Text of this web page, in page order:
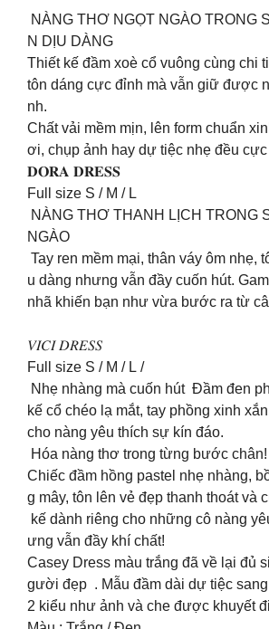
NÀNG THƠ NGỌT NGÀO TRONG
N DỊU DÀNG
Thiết kế đầm xoè cổ vuông cùng chi
tôn dáng cực đỉnh mà vẫn giữ được
nh.
Chất vải mềm mịn, lên form chuẩn
ơi, chụp ảnh hay dự tiệc nhẹ đều cực
𝐃𝐎𝐑𝐀 𝐃𝐑𝐄𝐒𝐒
Full size S / M / L
NÀNG THƠ THANH LỊCH TRONG
NGÀO
Tay ren mềm mại, thân váy ôm nhẹ,
u dàng nhưng vẫn đầy cuốn hút.
nhã khiến bạn như vừa bước ra từ
𝑉𝐼𝐶𝐼 𝐷𝑅𝐸𝑆𝑆
Full size S / M / L /
Nhẹ nhàng mà cuốn hút Đầm đen
kế cổ chéo lạ mắt, tay phồng xinh
cho nàng yêu thích sự kín đáo.
Hóa nàng thơ trong từng bước chân!
Chiếc đầm hồng pastel nhẹ nhàng,
g mây, tôn lên vẻ đẹp thanh thoát và
kế dành riêng cho những cô nàng
ưng vẫn đầy khí chất!
Casey Dress màu trắng đã về lại đủ
gười đẹp . Mẫu đầm dài dự tiệc
2 kiểu như ảnh và che được khuyết